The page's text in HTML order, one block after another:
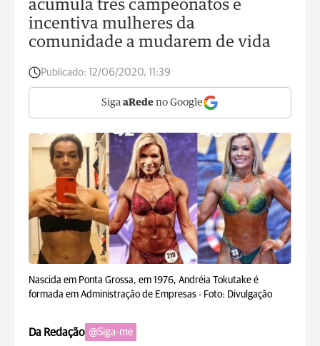
acumula três campeonatos e
incentiva mulheres da
comunidade a mudarem de vida
Publicado: 12/06/2020, 11:39
Siga aRede no Google
Nascida em Ponta Grossa, em 1976, Andréia Tokutake é
formada em Administração de Empresas - Foto: Divulgação
Da Redação @Siga-me